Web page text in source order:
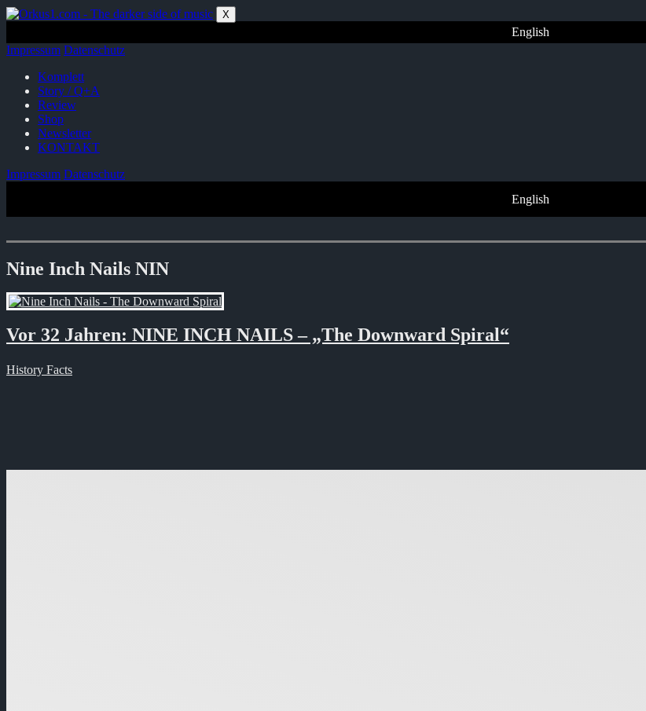
Zum
springen
X
English
Impressum Datenschutz
Komplett
Story / Q+A
Review
Shop
Newsletter
KONTAKT
Impressum Datenschutz
English
Nine Inch Nails NIN
Vor 32 Jahren: NINE INCH NAILS – „The Downward Spiral“
History Facts